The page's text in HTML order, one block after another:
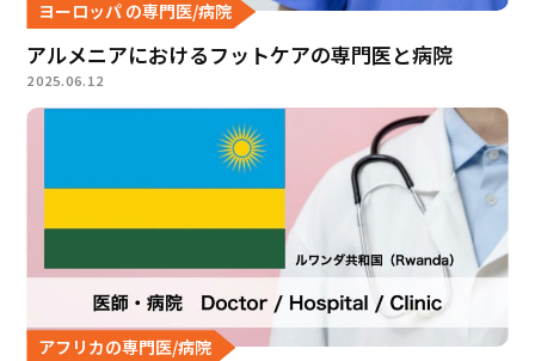
ヨーロッパ の専門医/病院
アルメニアにおけるフットケアの専門医と病院
2025.06.12
アフリカの専門医/病院